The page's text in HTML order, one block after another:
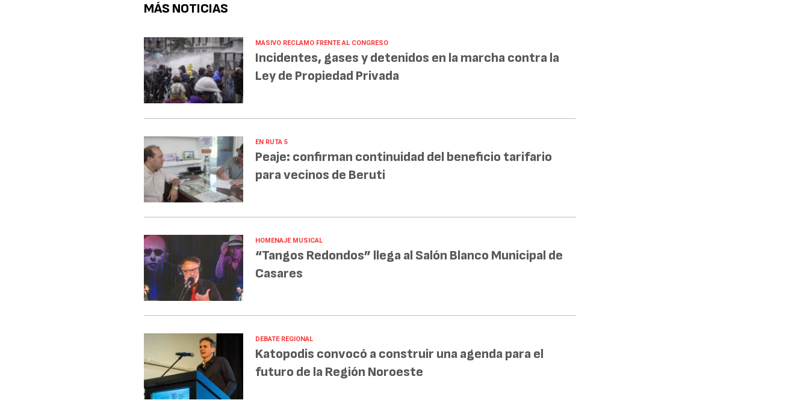
MÁS NOTICIAS
MASIVO RECLAMO FRENTE AL CONGRESO
Incidentes, gases y detenidos en la marcha contra la
Ley de Propiedad Privada
EN RUTA 5
Peaje: confirman continuidad del beneficio tarifario
para vecinos de Beruti
HOMENAJE MUSICAL
“Tangos Redondos” llega al Salón Blanco Municipal de
Casares
DEBATE REGIONAL
Katopodis convocó a construir una agenda para el
futuro de la Región Noroeste